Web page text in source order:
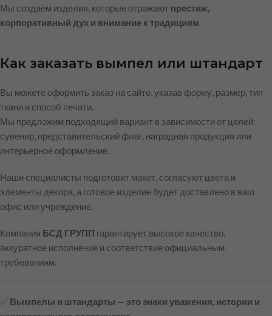
Мы создаём изделия, которые отражают престиж,
корпоративный дух и внимание к традициям.
Как заказать вымпел или штандарт
Вы можете оформить заказ на сайте, указав форму, размер, тип
ткани и способ печати.
Мы предложим подходящий вариант в зависимости от целей:
сувенир, представительский флаг, наградная продукция или
интерьерное оформление.
Наши специалисты подготовят макет, согласуют цвета и
элементы декора, а готовое изделие будет доставлено в ваш
офис или учреждение.
Компания БСД ГРУПП гарантирует высокое качество,
аккуратное исполнение и соответствие официальным
требованиям.
✅ Вымпелы и штандарты — это знаки уважения, истории и